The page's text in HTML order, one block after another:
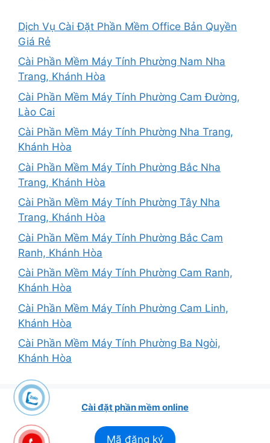
Dịch Vụ Cài Đặt Phần Mềm Office Bản Quyền
Giá Rẻ
Cài Phần Mềm Máy Tính Phường Nam Nha
Trang, Khánh Hòa
Cài Phần Mềm Máy Tính Phường Cam Đường,
Lào Cai
Cài Phần Mềm Máy Tính Phường Nha Trang,
Khánh Hòa
Cài Phần Mềm Máy Tính Phường Bắc Nha
Trang, Khánh Hòa
Cài Phần Mềm Máy Tính Phường Tây Nha
Trang, Khánh Hòa
Cài Phần Mềm Máy Tính Phường Bắc Cam
Ranh, Khánh Hòa
Cài Phần Mềm Máy Tính Phường Cam Ranh,
Khánh Hòa
Cài Phần Mềm Máy Tính Phường Cam Linh,
Khánh Hòa
Cài Phần Mềm Máy Tính Phường Ba Ngòi,
Khánh Hòa
Cài đặt phần mềm online
Mã đăng ký